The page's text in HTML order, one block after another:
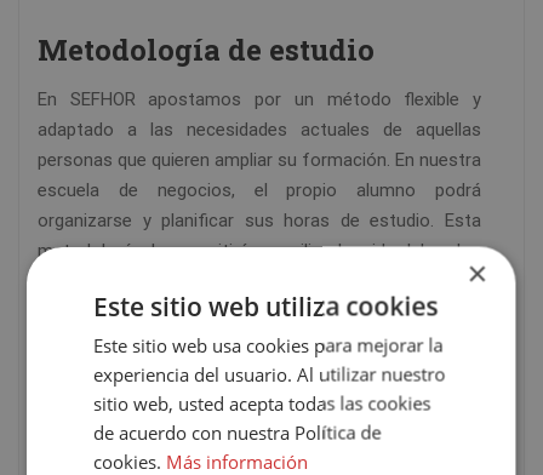
Metodología de estudio
En SEFHOR apostamos por un método flexible y
adaptado a las necesidades actuales de aquellas
personas que quieren ampliar su formación. En nuestra
escuela de negocios, el propio alumno podrá
organizarse y planificar sus horas de estudio. Esta
metodología le permitirá conciliar la vida laboral y
La titulación puede cursarse en modalidadONLINE
tutor se pondrá en contacto contigo vía email para
darte la bienvenida a nuestra escuela y te
proporcionará las claves de acceso al campus virtual.
En el campus encontrarás todo el material didáctico
×
Este sitio web utiliza cookies
Este sitio web usa cookies para mejorar la
experiencia del usuario. Al utilizar nuestro
sitio web, usted acepta todas las cookies
de acuerdo con nuestra Política de
cookies. Más información